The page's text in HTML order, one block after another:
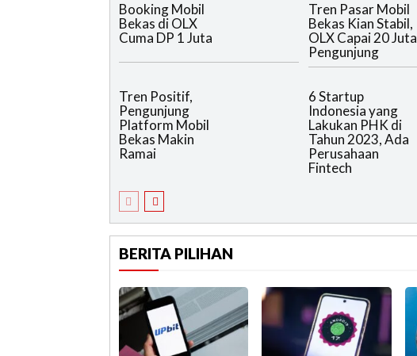
Booking Mobil
Bekas di OLX
Cuma DP 1 Juta
Tren Pasar Mobil
Bekas Kian Stabil,
OLX Capai 20 Juta
Pengunjung
Tren Positif,
Pengunjung
Platform Mobil
Bekas Makin
Ramai
6 Startup
Indonesia yang
Lakukan PHK di
Tahun 2023, Ada
Perusahaan
Fintech
BERITA PILIHAN